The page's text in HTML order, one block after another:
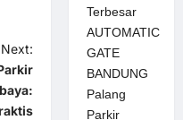
Next:
Terbesar
AUTOMATIC
GATE
BANDUNG
Palang
Parkir